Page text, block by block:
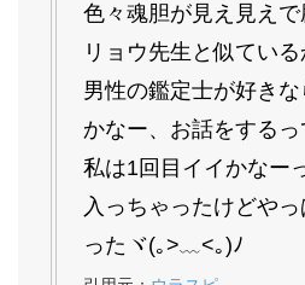
色々魂胆が見え見えで
リョウ先生と似ている
男性の鑑定士が好き
かなー、お話をするっ
私は1回目イイかなー
入っちゃったけどや
ったヾ(｡>﹏<｡)ﾉ